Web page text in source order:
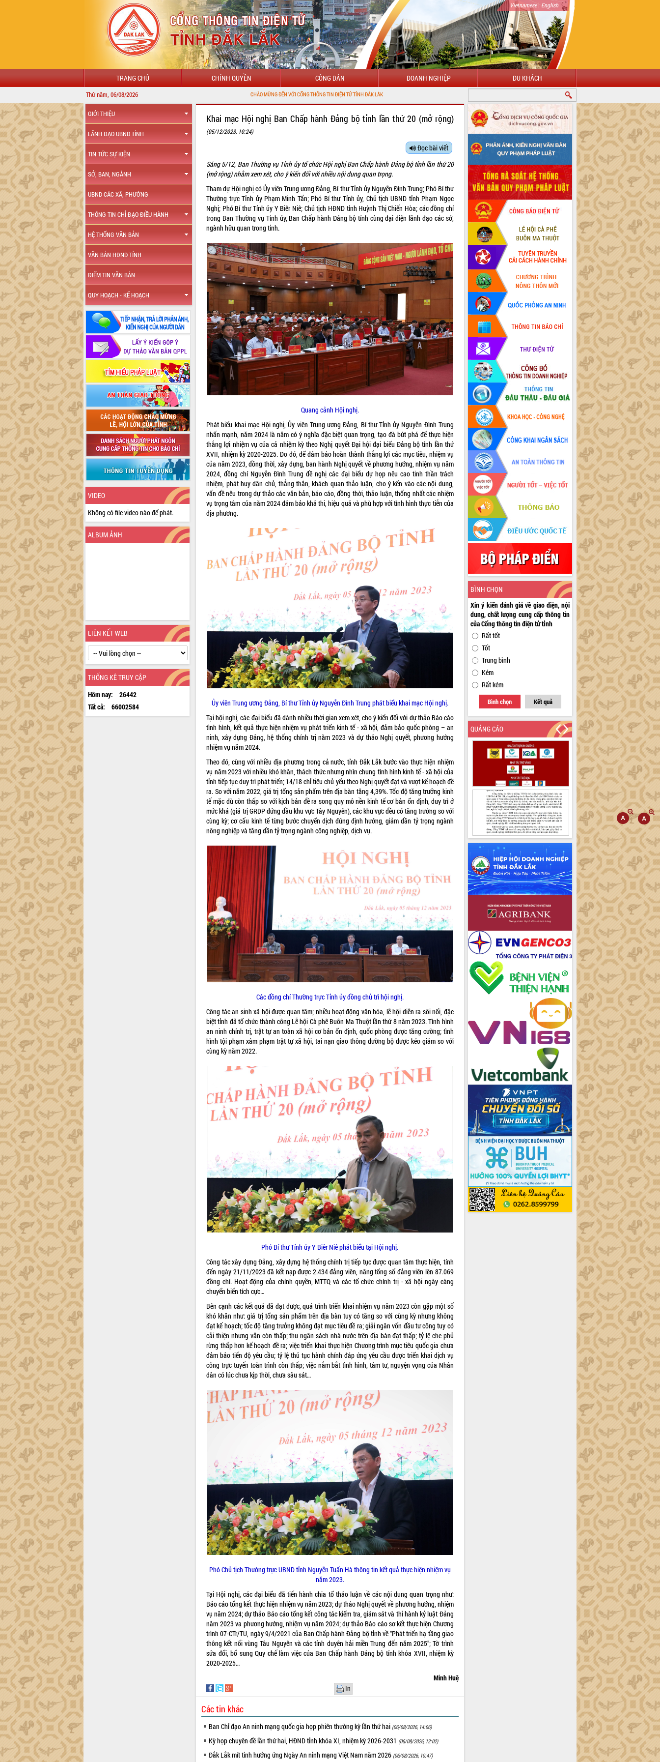
Vietnamese| English
TRANG CHỦ CHÍNH QUYỀN CÔNG DÂN DOANH NGHIỆP DU KHÁCH
Thứ năm, 06/08/2026 CHÀO MỪNG ĐẾN VỚI CỔNG THÔNG TIN ĐIỆN TỬ TỈNH ĐẮK LẮK
GIỚI THIỆU
LÃNH ĐẠO UBND TỈNH
TIN TỨC SỰ KIỆN
SỞ, BAN, NGÀNH
UBND CÁC XÃ, PHƯỜNG
THÔNG TIN CHỈ ĐẠO ĐIỀU HÀNH
HỆ THỐNG VĂN BẢN
VĂN BẢN HĐND TỈNH
ĐIỂM TIN VĂN BẢN
QUY HOẠCH - KẾ HOẠCH
VIDEO
Không có file video nào để phát.
ALBUM ẢNH
LIÊN KẾT WEB
THỐNG KÊ TRUY CẬP
Hôm nay:
26442
Tất cả:
66002584
Khai mạc Hội nghị Ban Chấp hành Đảng bộ tỉnh lần thứ 20 (mở rộng)
(05/12/2023, 10:24)
Đọc bài viết
Sáng 5/12, Ban Thường vụ Tỉnh ủy tổ chức Hội nghị Ban Chấp hành Đảng bộ tỉnh lần thứ 20
(mở rộng) nhằm xem xét, cho ý kiến đối với nhiều nội dung quan trọng.
Tham dự Hội nghị có Ủy viên Trung ương Đảng, Bí thư Tỉnh ủy Nguyễn Đình Trung; Phó Bí thư
Thường trực Tỉnh ủy Phạm Minh Tấn; Phó Bí thư Tỉnh ủy, Chủ tịch UBND tỉnh Phạm Ngọc
Nghị; Phó Bí thư Tỉnh ủy Y Biêr Niê; Chủ tịch HĐND tỉnh Huỳnh Thị Chiến Hòa; các đồng chí
trong Ban Thường vụ Tỉnh ủy, Ban Chấp hành Đảng bộ tỉnh cùng đại diện lãnh đạo các sở,
ngành hữu quan trong tỉnh.
Quang cảnh Hội nghị.
Phát biểu khai mạc Hội nghị, Ủy viên Trung ương Đảng, Bí thư Tỉnh ủy Nguyễn Đình Trung
nhấn mạnh, năm 2024 là năm có ý nghĩa đặc biệt quan trọng, tạo đà bứt phá để thực hiện
thắng lợi nhiệm vụ của cả nhiệm kỳ theo Nghị quyết Đại hội đại biểu Đảng bộ tỉnh lần thứ
XVII, nhiệm kỳ 2020-2025. Do đó, để đảm bảo hoàn thành thắng lợi các mục tiêu, nhiệm vụ
của năm 2023, đồng thời, xây dựng, ban hành Nghị quyết về phương hướng, nhiệm vụ năm
2024, đồng chí Nguyễn Đình Trung đề nghị các đại biểu dự họp nêu cao tinh thần trách
nhiệm, phát huy dân chủ, thẳng thắn, khách quan thảo luận, cho ý kến vào các nội dung,
vấn đề nêu trong dự thảo các văn bản, báo cáo, đồng thời, thảo luận, thống nhất các nhiệm
vụ trọng tâm của năm 2024 đảm bảo khả thi, hiệu quả và phù hợp với tình hình thực tiễn của
địa phương.
Ủy viên Trung ương Đảng, Bí thư Tỉnh ủy Nguyễn Đình Trung phát biểu khai mạc Hội nghị.
Tại hội nghị, các đại biểu đã dành nhiều thời gian xem xét, cho ý kiến đối với dự thảo Báo cáo
tình hình, kết quả thực hiện nhiệm vụ phát triển kinh tế - xã hội, đảm bảo quốc phòng – an
ninh, xây dựng Đảng, hệ thống chính trị năm 2023 và dự thảo Nghị quyết, phương hướng
nhiệm vụ năm 2024.
Theo đó, cùng với nhiều địa phương trong cả nước, tỉnh Đắk Lắk bước vào thực hiện nhiệm
vụ năm 2023 với nhiều khó khăn, thách thức nhưng nhìn chung tình hình kinh tế - xã hội của
tỉnh tiếp tục duy trì phát triển; 14/18 chỉ tiêu chủ yếu theo Nghị quyết đạt và vượt kế hoạch đề
ra. So với năm 2022, giá trị tổng sản phẩm trên địa bàn tăng 4,39%. Tốc độ tăng trưởng kinh
tế mặc dù còn thấp so với kịch bản đề ra song quy mô nền kinh tế cơ bản ổn định, duy trì ở
mức khá (giá trị GRDP đứng đầu khu vực Tây Nguyên), các khu vực đều có tăng trưởng so với
cùng kỳ; cơ cấu kinh tế từng bước chuyển dịch đúng định hướng, giảm dần tỷ trọng ngành
nông nghiệp và tăng dần tỷ trọng ngành công nghiệp, dịch vụ.
Các đồng chí Thường trực Tỉnh ủy đồng chủ trì hội nghị.
Công tác an sinh xã hội được quan tâm; nhiều hoạt động văn hóa, lễ hội diễn ra sôi nổi, đặc
biệt tỉnh đã tổ chức thành công Lễ hội Cà phê Buôn Ma Thuột lần thứ 8 năm 2023. Tình hình
an ninh chính trị, trật tự an toàn xã hội cơ bản ổn định, quốc phòng được tăng cường; tình
hình tội phạm xâm phạm trật tự xã hội, tai nạn giao thông đường bộ được kéo giảm so với
cùng kỳ năm 2022.
Phó Bí thư Tỉnh ủy Y Biêr Niê phát biểu tại Hội nghị.
Công tác xây dựng Đảng, xây dựng hệ thống chính trị tiếp tục được quan tâm thực hiện, tính
đến ngày 21/11/2023 đã kết nạp được 2.434 đảng viên, nâng tổng số đảng viên lên 87.069
đồng chí. Hoạt động của chính quyền, MTTQ và các tổ chức chính trị - xã hội ngày càng
chuyển biến tích cực…
Bên cạnh các kết quả đã đạt được, quá trình triển khai nhiệm vụ năm 2023 còn gặp một số
khó khăn như: giá trị tổng sản phẩm trên địa bàn tuy có tăng so với cùng kỳ nhưng không
đạt kế hoạch; tốc độ tăng trưởng không đạt mục tiêu đề ra; giải ngân vốn đầu tư công tuy có
cải thiện nhưng vẫn còn thấp; thu ngân sách nhà nước trên địa bàn đạt thấp; tỷ lệ che phủ
rừng thấp hơn kế hoạch đề ra; việc triển khai thực hiện Chương trình mục tiêu quốc gia chưa
đảm bảo tiến độ yêu cầu; tỷ lệ thủ tục hành chính đáp ứng yêu cầu được triển khai dịch vụ
công trực tuyến toàn trình còn thấp; việc nắm bắt tình hình, tâm tư, nguyện vọng của Nhân
dân có lúc chưa kịp thời, chưa sâu sát…
Phó Chủ tịch Thường trực UBND tỉnh Nguyễn Tuấn Hà thông tin kết quả thực hiện nhiệm vụ
năm 2023.
Tại Hội nghị, các đại biểu đã tiến hành chia tổ thảo luận về các nội dung quan trọng như:
Báo cáo tổng kết thực hiện nhiệm vụ năm 2023; dự thảo Nghị quyết về phương hướng, nhiệm
vụ năm 2024; dự thảo Báo cáo tổng kết công tác kiểm tra, giám sát và thi hành kỷ luật Đảng
năm 2023 va phương hướng, nhiệm vụ năm 2024; dự thảo Báo cáo sơ kết thực hiện Chương
trình 07-CTr/TU, ngày 9/4/2021 của Ban Chấp hành Đảng bộ tỉnh về “Phát triển hạ tầng giao
thông kết nối vùng Tâu Nguyên và các tỉnh duyên hải miền Trung đến năm 2025”; Tờ trình
sửa đổi, bổ sung Quy chế làm việc của Ban Chấp hành Đảng bộ tỉnh khóa XVII, nhiệm kỳ
2020-2025…
Minh Huệ
In
Các tin khác
Ban Chỉ đạo An ninh mạng quốc gia họp phiên thường kỳ lần thứ hai (06/08/2026, 14:06)
Kỳ họp chuyên đề lần thứ hai, HĐND tỉnh khóa XI, nhiệm kỳ 2026-2031 (06/08/2026, 12:02)
Đắk Lắk mít tinh hưởng ứng Ngày An ninh mạng Việt Nam năm 2026 (06/08/2026, 10:47)
BÌNH CHỌN
Xin ý kiến đánh giá về giao diện, nội
dung, chất lượng cung cấp thông tin
của Cổng thông tin điện tử tỉnh
Rất tốt
Tốt
Trung bình
Kém
Rất kém
Bình chọn Kết quả
QUẢNG CÁO